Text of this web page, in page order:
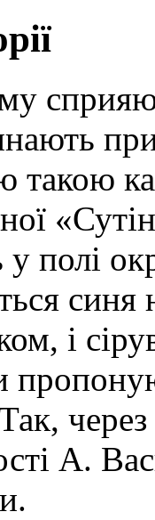
у полі
і
А.